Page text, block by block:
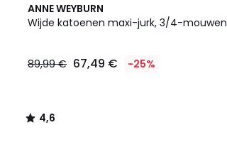
ANNE WEYBURN
Wijde katoenen maxi-jurk, 3/4-mouwen
89,99 € 67,49 € -25%
4,6
/ 5
4,6
/